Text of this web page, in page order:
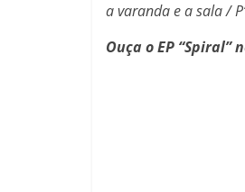
a varanda e a sala /
Ouça o EP “Spiral”